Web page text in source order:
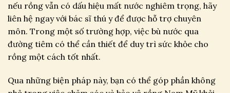
nếu rồng vẫn có dấu hiệu mất nước nghiêm trọng, hãy
liên hệ ngay với bác sĩ thú y để được hỗ trợ chuyên
môn. Trong một số trường hợp, việc bù nước qua
đường tiêm có thể cần thiết để duy trì sức khỏe cho
rồng một cách tốt nhất.
Qua những biện pháp này, bạn có thể góp phần không